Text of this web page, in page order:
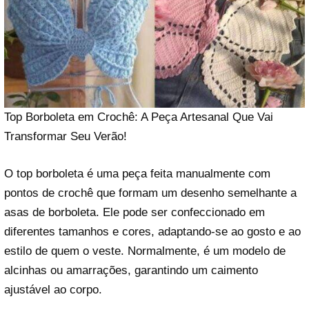
Top Borboleta em Crochê: A Peça Artesanal Que Vai
Transformar Seu Verão!
O top borboleta é uma peça feita manualmente com
pontos de crochê que formam um desenho semelhante a
asas de borboleta. Ele pode ser confeccionado em
diferentes tamanhos e cores, adaptando-se ao gosto e ao
estilo de quem o veste. Normalmente, é um modelo de
alcinhas ou amarrações, garantindo um caimento
ajustável ao corpo.